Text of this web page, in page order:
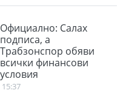
Официално: Салах
подписа, а
Трабзонспор обяви
всички финансови
условия
15:37